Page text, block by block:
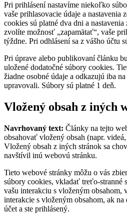
Pri prihlásení nastavíme niekoľko
vaše prihlasovacie údaje a nastavenia
cookies sú platné dva dni a
zvolíte možnosť „zapamätať“, vaše
týždne. Pri odhlásení sa z vášho účtu
Pri úprave alebo publikovaní článku
uložené dodatočné súbory cookies.
žiadne osobné údaje a odkazujú iba
upravovali. Súbory sú platné 1 deň.
Vložený obsah z iných
Navrhovaný text: Články na tejto
obsahovať vložený obsah (napr.
Vložený obsah z iných stránok sa
navštívil inú webovú stránku.
Tieto webové stránky môžu o vás
súbory cookies, vkladať treťo-stranné
vašu interakciu s vloženým obsahom,
interakcie s vloženým obsahom, ak
účet a ste prihlásený.